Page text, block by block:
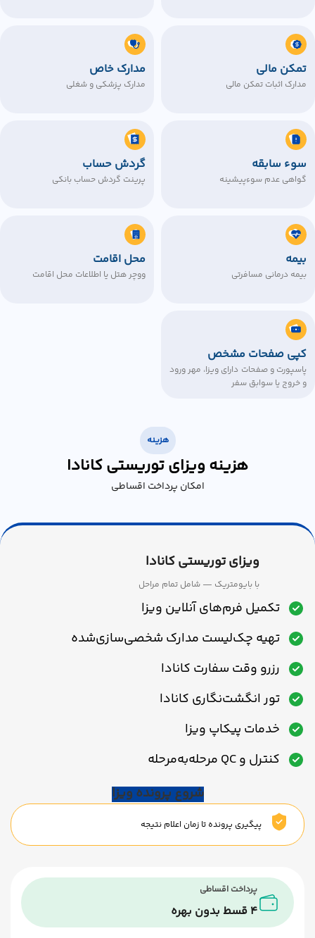
تمکن مالی
مدارک اثبات تمکن مالی
مدارک خاص
مدارک پزشکی و شغلی
سوء سابقه
گواهی عدم سوءپیشینه
گردش حساب
پرینت گردش حساب بانکی
بیمه
بیمه درمانی مسافرتی
محل اقامت
ووچر هتل یا اطلاعات محل اقامت
کپی صفحات مشخص
پاسپورت و صفحات دارای ویزا، مهر ورود
و خروج یا سوابق سفر
هزینه
هزینه ویزای توریستی کانادا
امکان پرداخت اقساطی
ویزای توریستی کانادا
با بایومتریک — شامل تمام مراحل
تکمیل فرم‌های آنلاین ویزا
تهیه چک‌لیست مدارک شخصی‌سازی‌شده
رزرو وقت سفارت کانادا
تور انگشت‌نگاری کانادا
خدمات پیکاپ ویزا
کنترل و QC مرحله‌به‌مرحله
شروع پرونده ویزا
پیگیری پرونده تا زمان اعلام نتیجه
پرداخت اقساطی
۴ قسط بدون بهره